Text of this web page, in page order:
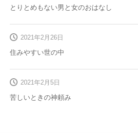
とりとめもない男と女のおはなし
住みやすい世の中
2021年2月26日
苦しいときの神頼み
2021年2月5日